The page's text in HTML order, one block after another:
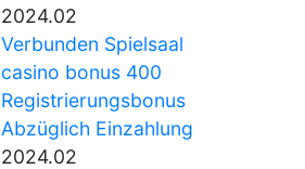
2024.02
Verbunden Spielsaal
casino bonus 400
Registrierungsbonus
Abzüglich Einzahlung
2024.02